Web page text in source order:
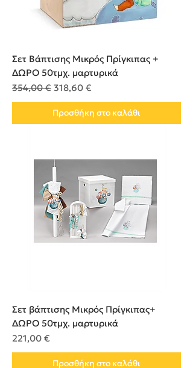
Σετ Βάπτισης Μικρός Πρίγκιπας +
ΔΩΡΟ 50τμχ. μαρτυρικά
Κανονική τιμή
354,00 € Τιμή Έκπτωσης
318,60 €
Προσθήκη στο καλάθι
Σετ βάπτισης Μικρός Πρίγκιπας+
ΔΩΡΟ 50τμχ. μαρτυρικά
Τιμή
221,00 €
Προσθήκη στο καλάθι